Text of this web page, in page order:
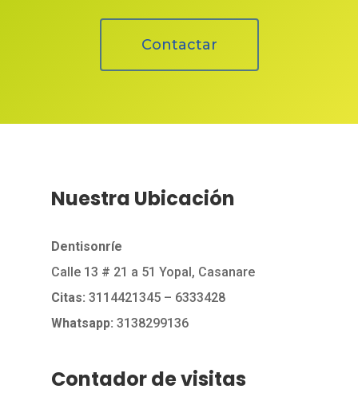
Contactar
Nuestra Ubicación
Dentisonríe
Calle 13 # 21 a 51 Yopal, Casanare
Citas: 3114421345 – 6333428
Whatsapp: 3138299136
Contador de visitas